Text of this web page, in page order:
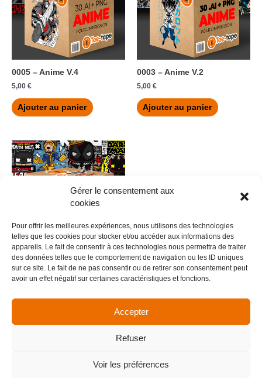
Gérer le consentement aux
cookies
Pour offrir les meilleures expériences, nous utilisons des technologies
telles que les cookies pour stocker et/ou accéder aux informations des
appareils. Le fait de consentir à ces technologies nous permettra de traiter
des données telles que le comportement de navigation ou les ID uniques
sur ce site. Le fait de ne pas consentir ou de retirer son consentement peut
avoir un effet négatif sur certaines caractéristiques et fonctions.
Accepter
Refuser
Voir les préférences
0005 – Anime V.4
5,00 €
Ajouter au panier
0003 – Anime V.2
5,00 €
Ajouter au panier
0019 – FUNKYPOP V.3
5,00 €
Ajouter au panier
Menu